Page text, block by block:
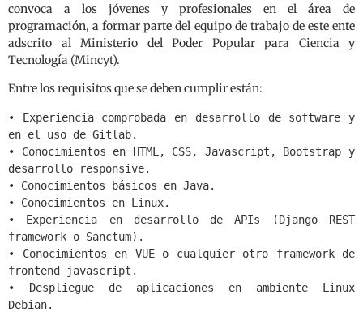
convoca a los jóvenes y profesionales en el área de
programación, a formar parte del equipo de trabajo de este ente
adscrito al Ministerio del Poder Popular para Ciencia y
Tecnología (Mincyt).
Entre los requisitos que se deben cumplir están:
• Experiencia comprobada en desarrollo de software y
en el uso de Gitlab.
• Conocimientos en HTML, CSS, Javascript, Bootstrap y
desarrollo responsive.
• Conocimientos básicos en Java.
• Conocimientos en Linux.
• Experiencia en desarrollo de APIs (Django REST
framework o Sanctum).
• Conocimientos en VUE o cualquier otro framework de
frontend javascript.
• Despliegue de aplicaciones en ambiente Linux
Debian.